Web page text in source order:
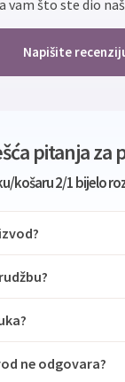
vam što ste dio
Napišite
pitanja za
košaru 2/1 bijelo
ne odgovara?